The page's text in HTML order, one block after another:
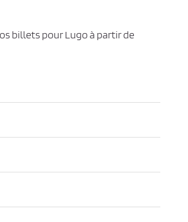
billets pour Lugo à partir de